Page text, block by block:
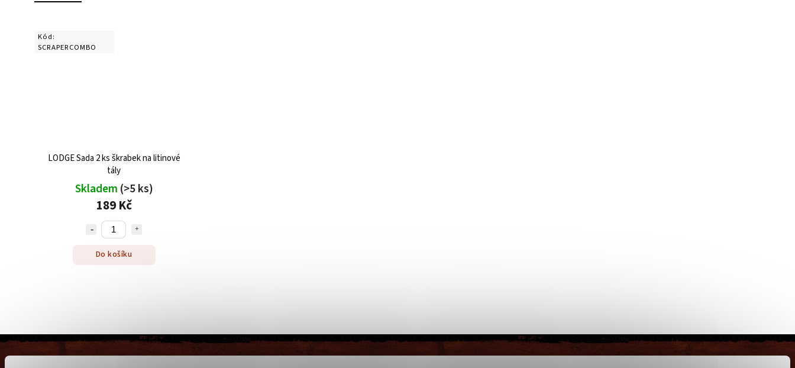
LODGE Sada 2 ks škrabek na litinové
tály
Skladem (>5 ks)
189 Kč
Do košíku
Kód:
SCRAPERCOMBO